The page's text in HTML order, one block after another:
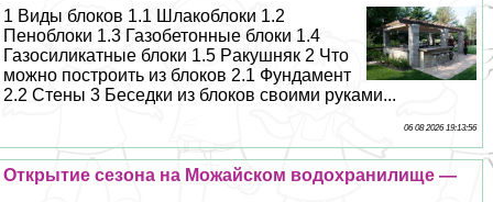
1 Виды блоков 1.1 Шлакоблоки 1.2
Пеноблоки 1.3 Газобетонные блоки 1.4
Газосиликатные блоки 1.5 Paкушняк 2 Что
можно построить из блоков 2.1 Фундамент
2.2 Стены 3 Беседки из блоков своими руками...
06 08 2026 19:13:56
Открытие сезона на Можайском водохранилище —